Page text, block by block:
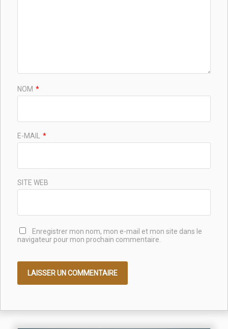
NOM *
E-MAIL *
SITE WEB
Enregistrer mon nom, mon e-mail et mon site dans le
navigateur pour mon prochain commentaire.